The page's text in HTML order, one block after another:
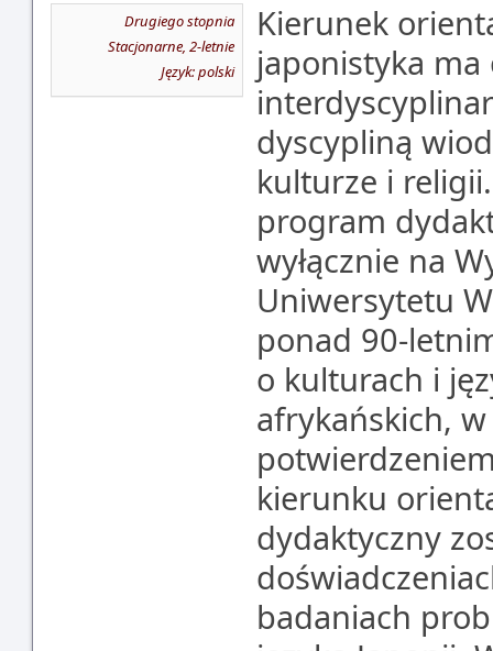
Drugiego stopnia
Stacjonarne, 2-letnie
Język: polski
Kierunek
japonistyka
dyscypliną
kulturze i
program
wyłącznie na
Uniwersytetu
ponad 90-
o kulturach i
afrykańskich,
kierunku
dydaktyczny
badaniach